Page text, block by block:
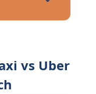
vs Uber